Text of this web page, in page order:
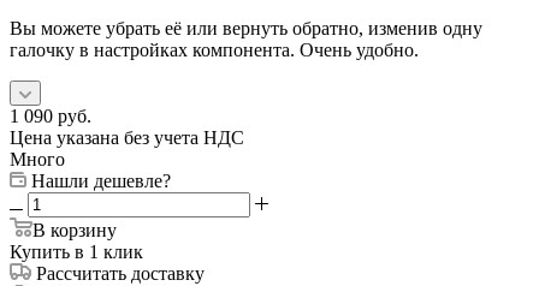
Вы можете убрать её или вернуть обратно, изменив одну
галочку в настройках компонента. Очень удобно.
1 090 руб.
Цена указана без учета НДС
Много
Нашли дешевле?
В корзину
Купить в 1 клик
Рассчитать доставку